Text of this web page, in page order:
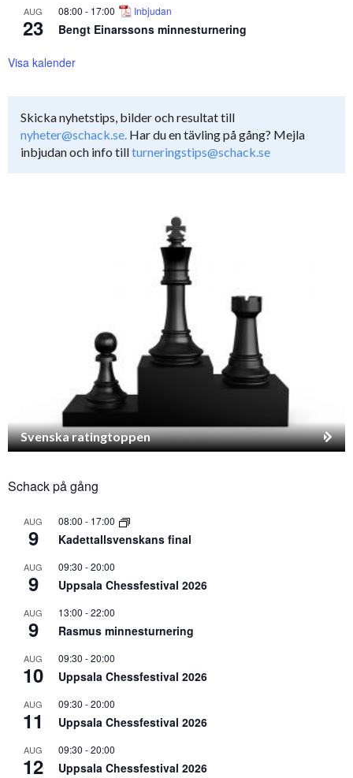
AUG
23
08:00 - 17:00 Inbjudan
Bengt Einarssons minnesturnering
Visa kalender
Skicka nyhetstips, bilder och resultat till
nyheter@schack.se. Har du en tävling på gång? Mejla
inbjudan och info tillturneringstips@schack.se
Svenska ratingtoppen
Schack på gång
AUG
9
08:00 - 17:00
Kadettallsvenskans final
AUG
9
09:30 -20:00
Uppsala Chessfestival 2026
AUG
9
13:00 -22:00
Rasmus minnesturnering
AUG
10
09:30 -20:00
Uppsala Chessfestival 2026
AUG
11
09:30 -20:00
Uppsala Chessfestival 2026
AUG
12
09:30 -20:00
Uppsala Chessfestival 2026